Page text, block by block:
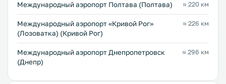
Международный аэропорт Полтава (Полтава) ≈ 220 км
Международный аэропорт «Кривой Рог»
(Лозоватка) (Кривой Рог)
≈ 226 км
Международный аэропорт Днепропетровск
(Днепр)
≈ 296 км